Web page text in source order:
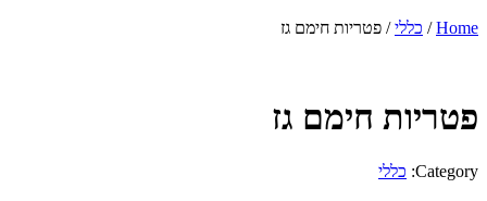
Home
/ כללי/ פטריות חימם גז
פטריות חימם גז
Category: כללי